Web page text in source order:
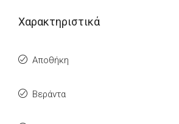
Χαρακτηριστικά
Αποθήκη
Βεράντα